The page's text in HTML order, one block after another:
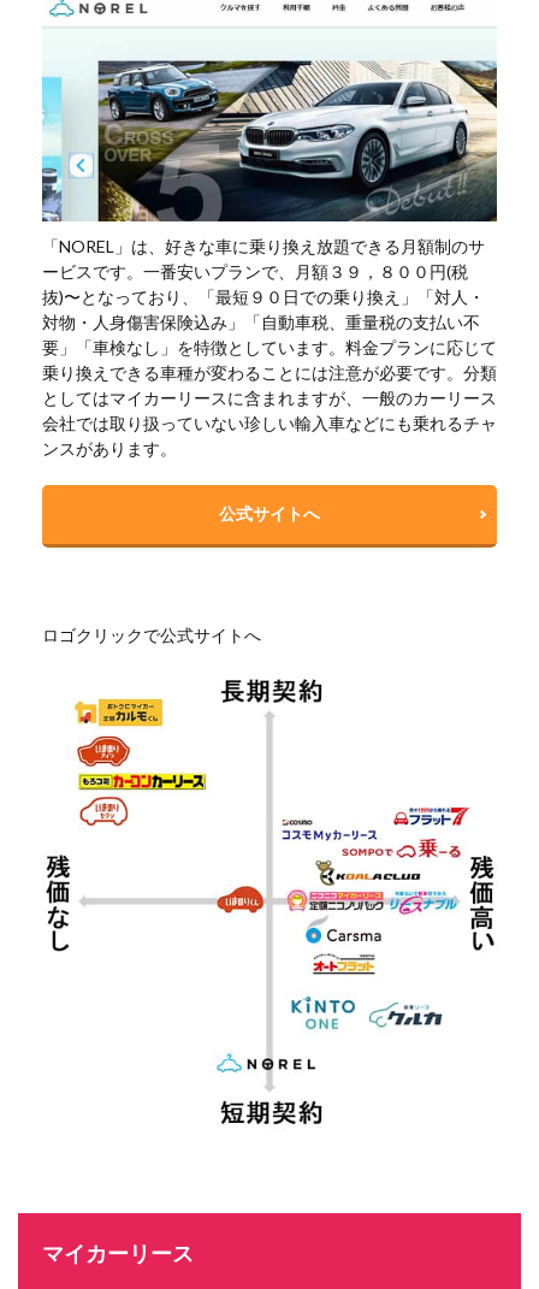
「NOREL」は、好きな車に乗り換え放題できる月額制のサ
ービスです。一番安いプランで、月額３９，８００円(税
抜)〜となっており、「最短９０日での乗り換え」「対人・
対物・人身傷害保険込み」「自動車税、重量税の支払い不
要」「車検なし」を特徴としています。料金プランに応じて
乗り換えできる車種が変わることには注意が必要です。分類
としてはマイカーリースに含まれますが、一般のカーリース
会社では取り扱っていない珍しい輸入車などにも乗れるチャ
ンスがあります。
公式サイトへ
ロゴクリックで公式サイトへ
マイカーリース